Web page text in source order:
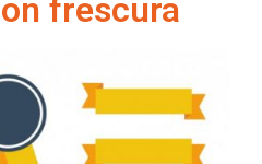
frescura